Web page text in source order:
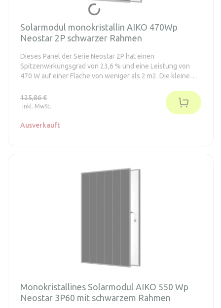
Solarmodul monokristallin AIKO 470Wp
Neostar 2P schwarzer Rahmen
Dieses Panel der Serie Neostar 2P hat einen
Spitzenwirkungsgrad von 23,6 % und eine Leistung von
470 W auf einer Fläche von weniger als 2 m2. Die kleine
und maximale Leistung. Die Standard-ABC-Zellen von AIKO
sind rückseitig kontaktiert und enthalten Silizium des Typs
125,86 €
inkl. MwSt.
Ausverkauft
Monokristallines Solarmodul AIKO 550 Wp
Neostar 3P60 mit schwarzem Rahmen